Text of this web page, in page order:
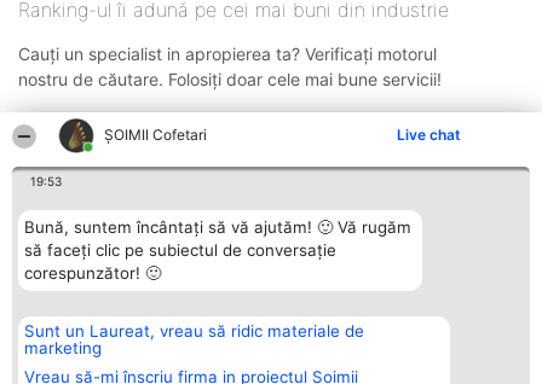
ȘOIMII Cofetari Live chat
19:53
Bună, suntem încântați să vă ajutăm! 🙂 Vă rugăm
să faceți clic pe subiectul de conversație
corespunzător! 🙂
Sunt un Laureat, vreau să ridic materiale de
marketing
Vreau să-mi înscriu firma in proiectul Șoimii
Ranking-ul îi adună pe cei mai buni din industrie
Cauți un specialist in apropierea ta? Verificați motorul
nostru de căutare. Folosiți doar cele mai bune servicii!
Organizator Ranking
BRIGHT SOLUTIONS BR SRL
Aleea Timisul De Sus 2 Bl. A30
Plebiscyt
Lista Tuturor
Contact